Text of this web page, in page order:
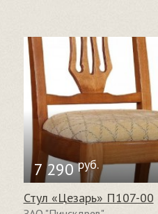
7 290 руб.
Стул «Цезарь» П107-00